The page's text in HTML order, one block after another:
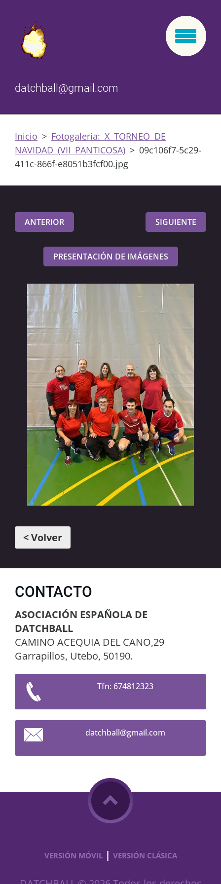
datchball@gmail.com
Inicio > Fotogalería: X TORNEO DE
NAVIDAD (VII PANTICOSA) > 09c106f7-5c29-
411c-866f-e8051b3fcf00.jpg
ANTERIOR SIGUIENTE
PRESENTACIÓN DE IMÁGENES
< Volver
CONTACTO
ASOCIACIÓN ESPAÑOLA DE
DATCHBALL
CAMINO ACEQUIA DEL CANO,29
Garrapillos, Utebo, 50190.
Tfn: 674812323
datchball@gmail.com
VERSIÓN MÓVIL | VERSIÓN CLÁSICA